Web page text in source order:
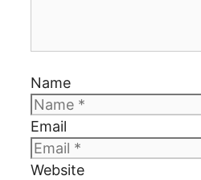
Name
Email
Website